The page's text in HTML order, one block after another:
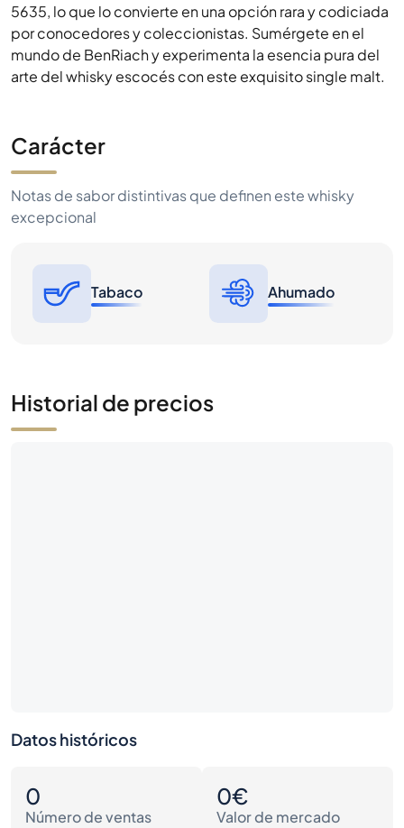
5635, lo que lo convierte en una opción rara y codiciada
por conocedores y coleccionistas. Sumérgete en el
mundo de BenRiach y experimenta la esencia pura del
arte del whisky escocés con este exquisito single malt.
Carácter
Notas de sabor distintivas que definen este whisky
excepcional
Tabaco Ahumado
Historial de precios
Datos históricos
0
Número de ventas
0€
Valor de mercado